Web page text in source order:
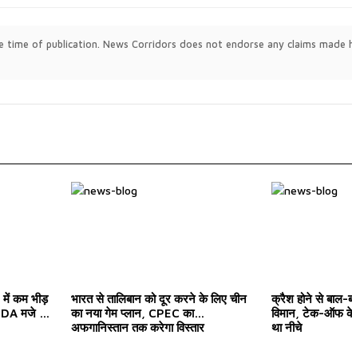
of publication. News Corridors does not endorse any claims made
में कम भीड़
मजे ले
भारत से तालिबान को दूर करने के लिए चीन
का नया गेम प्लान, CPEC का
अफगानिस्तान तक करेगा विस्तार
क्रैश होने से बाल-
विमान, टेक-ऑफ
था नीचे